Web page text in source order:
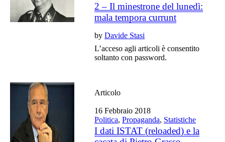
2 – Il minestrone del lunedì:
mala tempora currunt
byDavide Stasi
L’acceso agli articoli è consentito
soltanto con password.
Articolo
16 Febbraio 2018
Politica,Propaganda, Statistiche
I dati ISTAT (reloaded) e la